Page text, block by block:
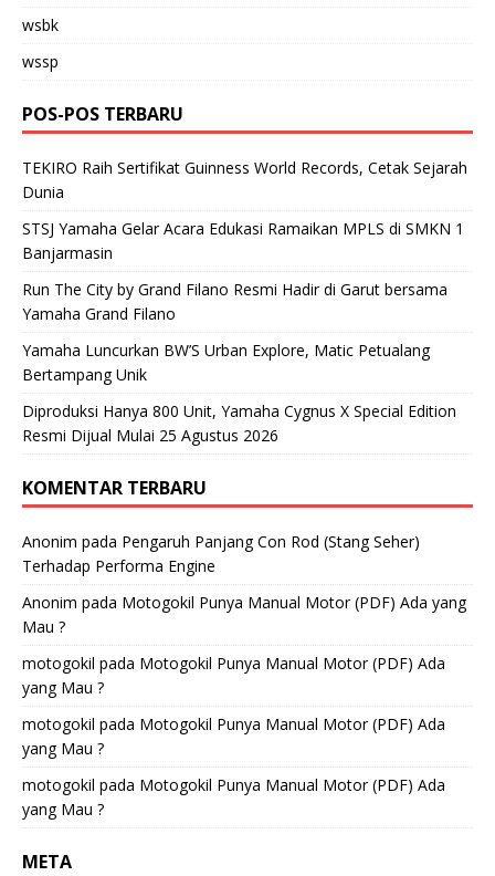
wsbk
wssp
POS-POS TERBARU
TEKIRO Raih Sertifikat Guinness World Records, Cetak Sejarah
Dunia
STSJ Yamaha Gelar Acara Edukasi Ramaikan MPLS di SMKN 1
Banjarmasin
Run The City by Grand Filano Resmi Hadir di Garut bersama
Yamaha Grand Filano
Yamaha Luncurkan BW’S Urban Explore, Matic Petualang
Bertampang Unik
Diproduksi Hanya 800 Unit, Yamaha Cygnus X Special Edition
Resmi Dijual Mulai 25 Agustus 2026
KOMENTAR TERBARU
Anonim pada Pengaruh Panjang Con Rod (Stang Seher)
Terhadap Performa Engine
Anonim pada Motogokil Punya Manual Motor (PDF) Ada yang
Mau ?
motogokil pada Motogokil Punya Manual Motor (PDF) Ada
yang Mau ?
motogokil pada Motogokil Punya Manual Motor (PDF) Ada
yang Mau ?
motogokil pada Motogokil Punya Manual Motor (PDF) Ada
yang Mau ?
META